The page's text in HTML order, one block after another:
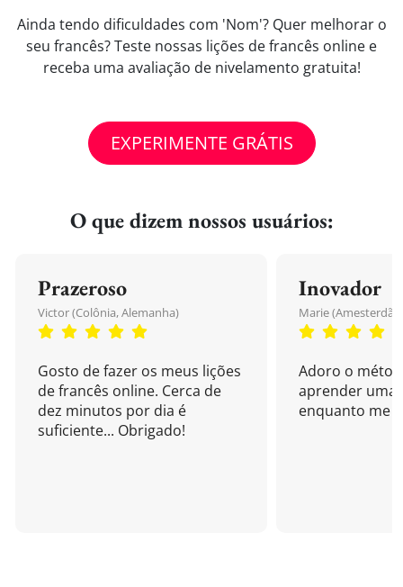
Ainda tendo dificuldades com 'Nom'? Quer melhorar o
seu francês? Teste nossas lições de francês online e
receba uma avaliação de nivelamento gratuita!
EXPERIMENTE GRÁTIS
O que dizem nossos usuários:
Prazeroso
Victor (Colônia, Alemanha)
Gosto de fazer os meus lições
de francês online. Cerca de
dez minutos por dia é
suficiente... Obrigado!
Inovador
Marie
Adoro o
aprender uma
enquanto me